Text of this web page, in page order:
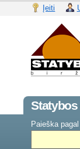
Įeiti
Paieška